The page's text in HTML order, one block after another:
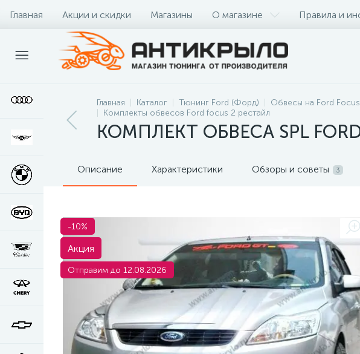
Главная Акции и скидки Магазины О магазине Правила и
Главная Каталог Тюнинг Ford (Форд) Обвесы на Ford Focus
Комплекты обвесов Ford focus 2 рестайл
КОМПЛЕКТ ОБВЕСА SPL
Описание Характеристики Обзоры и советы 3
-10%
Акция
Отправим до 12.08.2026